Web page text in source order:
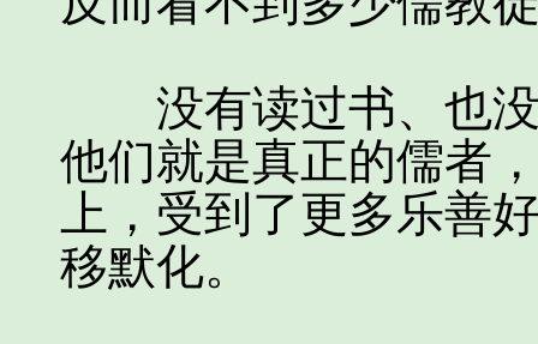
没有读过书、也没
他们就是真正的儒者
上，受到了更多乐善
移默化。